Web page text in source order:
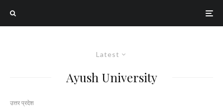
Latest
Ayush University
उत्तर प्रदेश